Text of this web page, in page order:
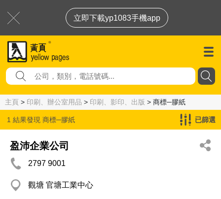
立即下載yp1083手機app
主頁 > 印刷、辦公室用品 > 印刷、影印、出版 > 商標─膠紙
1 結果發現 商標─膠紙 已篩選
盈沛企業公司
2797 9001
觀塘 官塘工業中心